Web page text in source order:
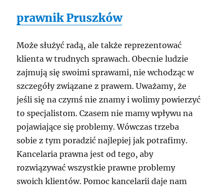
prawnik Pruszków
Może służyć radą, ale także reprezentować
klienta w trudnych sprawach. Obecnie ludzie
zajmują się swoimi sprawami, nie wchodząc w
szczegóły związane z prawem. Uważamy, że
jeśli się na czymś nie znamy i wolimy powierzyć
to specjalistom. Czasem nie mamy wpływu na
pojawiające się problemy. Wówczas trzeba
sobie z tym poradzić najlepiej jak potrafimy.
Kancelaria prawna jest od tego, aby
rozwiązywać wszystkie prawne problemy
swoich klientów. Pomoc kancelarii daje nam